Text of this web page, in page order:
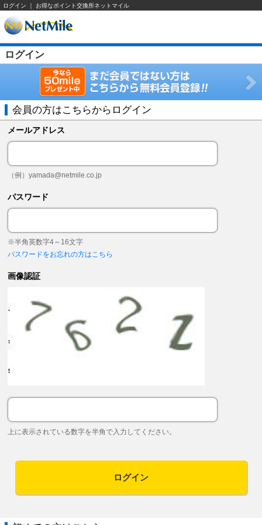
ログイン ｜ お得なポイント交換所ネットマイル
ログイン
会員の方はこちらからログイン
メールアドレス
（例）yamada@netmile.co.jp
パスワード
※半角英数字4～16文字
パスワードをお忘れの方はこちら
画像認証
上に表示されている数字を半角で入力してください。